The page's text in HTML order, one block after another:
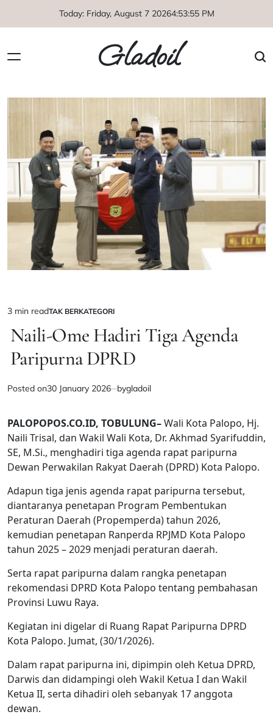
Today: Friday, August 7 20264:53:56 PM
Gladoil
Estimated
read
time
3 min readPOSTED
TAK BERKATEGORI
Naili-Ome Hadiri Tiga Agenda
Paripurna DPRD
Posted on30 January 2026 bygladoil
PALOPOPOS.CO.ID, TOBULUNG–Wali Kota Palopo, Hj.
Naili Trisal, dan Wakil Wali Kota, Dr. Akhmad Syarifuddin,
SE, M.Si., menghadiri tiga agenda rapat paripurna
Dewan Perwakilan Rakyat Daerah (DPRD) Kota Palopo.
Adapun tiga jenis agenda rapat paripurna tersebut,
diantaranya penetapan Program Pembentukan
Peraturan Daerah (Propemperda) tahun 2026,
kemudian penetapan Ranperda RPJMD Kota Palopo
tahun 2025 – 2029 menjadi peraturan daerah.
Serta rapat paripurna dalam rangka penetapan
rekomendasi DPRD Kota Palopo tentang pembahasan
Provinsi Luwu Raya.
Kegiatan ini digelar di Ruang Rapat Paripurna DPRD
Kota Palopo. Jumat, (30/1/2026).
Dalam rapat paripurna ini, dipimpin oleh Ketua DPRD,
Darwis dan didampingi oleh Wakil Ketua I dan Wakil
Ketua II, serta dihadiri oleh sebanyak 17 anggota
dewan.